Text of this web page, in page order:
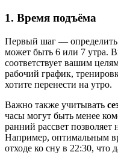
1. Время подъёма
Первый шаг — определить
может быть 6 или 7 утра.
соответствует вашим
рабочий график,
хотите перенести на утро.
Важно также учитывать
часы могут быть менее
ранний рассвет позволяет
Например, оптимальным
отходе ко сну в 22:30,